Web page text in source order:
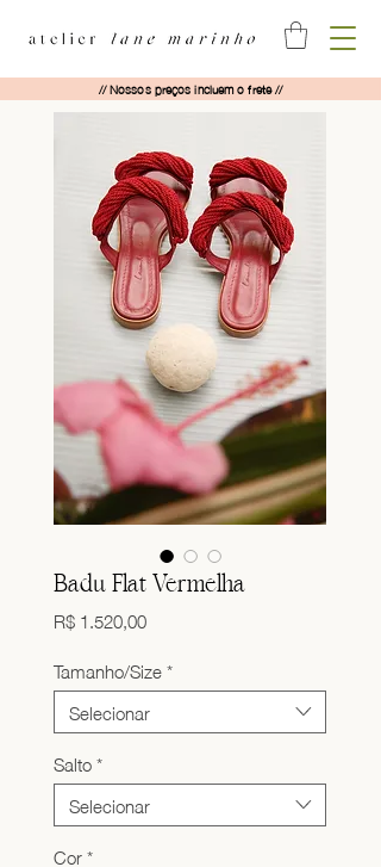
// Nossos preços incluem o frete //
Badu Flat Vermelha
R$ 1.520,00Preço
Tamanho/Size*
Selecionar
Salto*
Selecionar
Cor*